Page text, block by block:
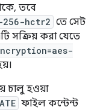
তবে
256-hctr2 তে সেট
সক্রিয় করা যেতে
চালু হওয়া
ফাইল কন্টেন্ট